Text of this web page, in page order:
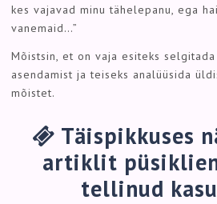
kes vajavad minu tähelepanu, ega
vanemaid…”
Mõistsin, et on vaja esiteks
asendamist ja teiseks analüüsida
mõistet.
Täispikkuses
artiklit
tellinud